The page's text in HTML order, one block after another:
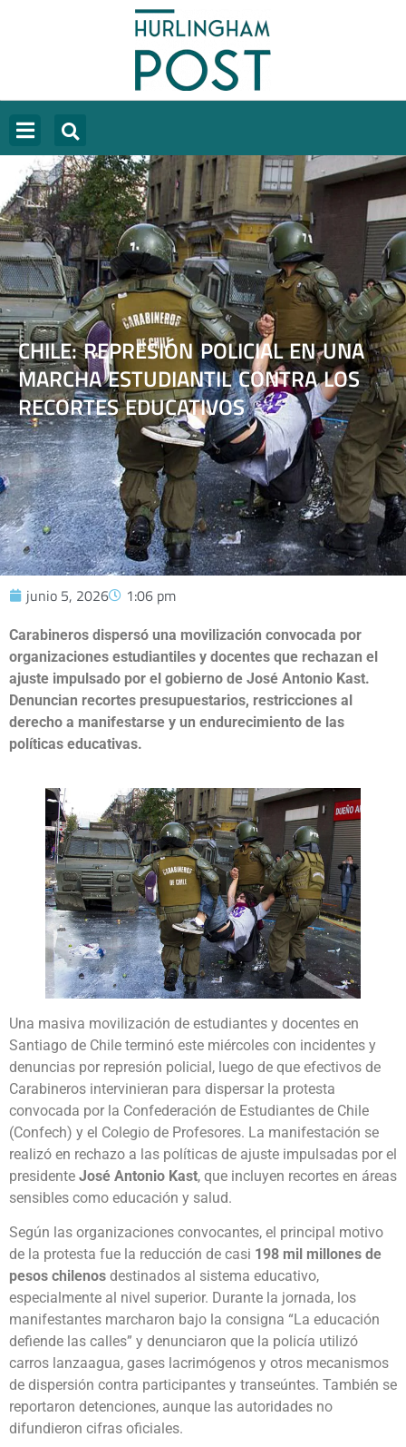
CHILE: REPRESIÓN POLICIAL EN UNA
MARCHA ESTUDIANTIL CONTRA LOS
RECORTES EDUCATIVOS
junio 5, 2026 1:06 pm
Carabineros dispersó una movilización convocada por
organizaciones estudiantiles y docentes que rechazan el
ajuste impulsado por el gobierno de José Antonio Kast.
Denuncian recortes presupuestarios, restricciones al
derecho a manifestarse y un endurecimiento de las
políticas educativas.
Una masiva movilización de estudiantes y docentes en
Santiago de Chile terminó este miércoles con incidentes y
denuncias por represión policial, luego de que efectivos de
Carabineros intervinieran para dispersar la protesta
convocada por la Confederación de Estudiantes de Chile
(Confech) y el Colegio de Profesores. La manifestación se
realizó en rechazo a las políticas de ajuste impulsadas por el
presidente José Antonio Kast, que incluyen recortes en áreas
sensibles como educación y salud.
Según las organizaciones convocantes, el principal motivo
de la protesta fue la reducción de casi 198 mil millones de
pesos chilenos destinados al sistema educativo,
especialmente al nivel superior. Durante la jornada, los
manifestantes marcharon bajo la consigna “La educación
defiende las calles” y denunciaron que la policía utilizó
carros lanzaagua, gases lacrimógenos y otros mecanismos
de dispersión contra participantes y transeúntes. También se
reportaron detenciones, aunque las autoridades no
difundieron cifras oficiales.